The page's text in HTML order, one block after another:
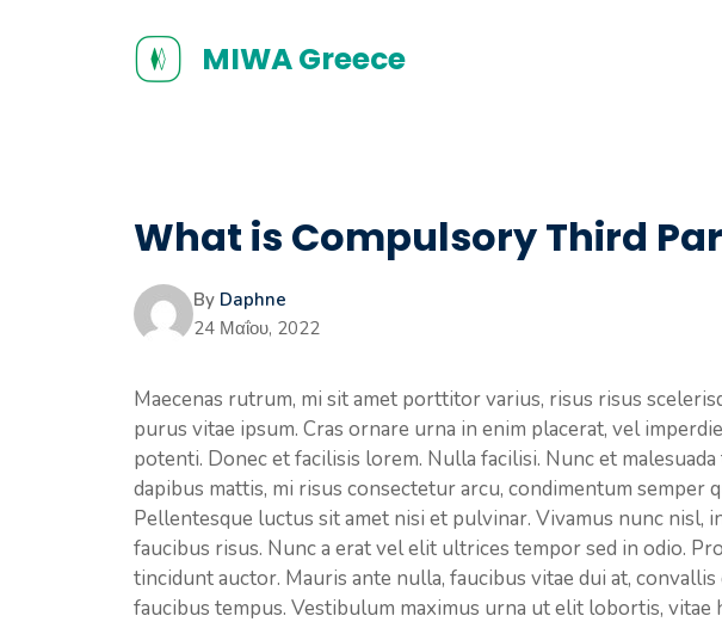
MIWA Greece
What is Compulsory Third
By Daphne
24 Μαΐου, 2022
Maecenas rutrum, mi sit amet porttitor varius, risus risus
purus vitae ipsum. Cras ornare urna in enim placerat, vel
potenti. Donec et facilisis lorem. Nulla facilisi. Nunc et
dapibus mattis, mi risus consectetur arcu, condimentum semper
Pellentesque luctus sit amet nisi et pulvinar. Vivamus nunc nisl,
faucibus risus. Nunc a erat vel elit ultrices tempor sed in odio.
tincidunt auctor. Mauris ante nulla, faucibus vitae dui at,
faucibus tempus. Vestibulum maximus urna ut elit lobortis, vitae